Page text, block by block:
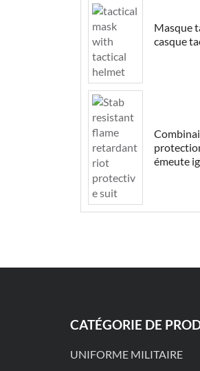
Masque
casque
émeute
CATÉGORIE DE
UNIFORME MILITAIRE